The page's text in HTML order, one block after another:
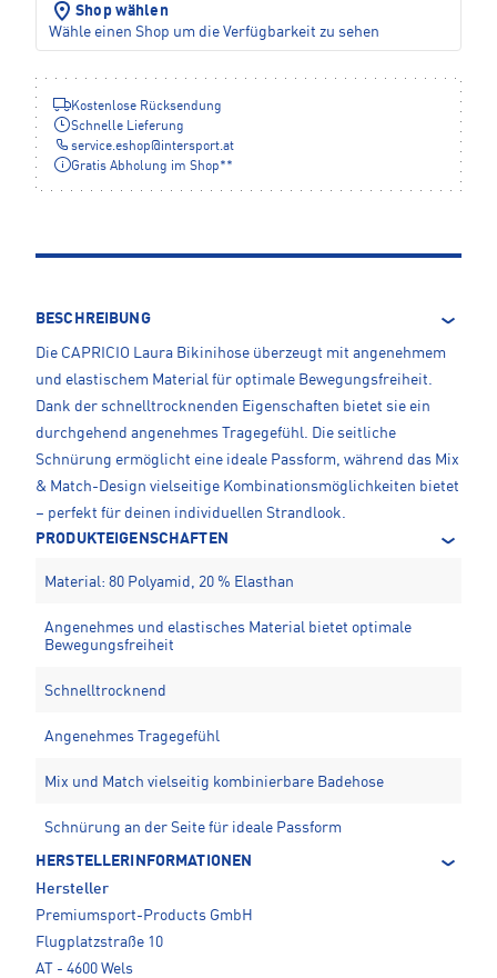
Shop wählen
Wähle einen Shop um die Verfügbarkeit zu sehen
Kostenlose Rücksendung
Schnelle Lieferung
service.eshop@intersport.at
Gratis Abholung im Shop**
BESCHREIBUNG
Die CAPRICIO Laura Bikinihose überzeugt mit angenehmem
und elastischem Material für optimale Bewegungsfreiheit.
Dank der schnelltrocknenden Eigenschaften bietet sie ein
durchgehend angenehmes Tragegefühl. Die seitliche
Schnürung ermöglicht eine ideale Passform, während das Mix
& Match-Design vielseitige Kombinationsmöglichkeiten bietet
– perfekt für deinen individuellen Strandlook.
PRODUKTEIGENSCHAFTEN
Material: 80 Polyamid, 20 % Elasthan
Angenehmes und elastisches Material bietet optimale
Bewegungsfreiheit
Schnelltrocknend
Angenehmes Tragegefühl
Mix und Match vielseitig kombinierbare Badehose
Schnürung an der Seite für ideale Passform
HERSTELLERINFORMATIONEN
Hersteller
Premiumsport-Products GmbH
Flugplatzstraße 10
AT - 4600 Wels